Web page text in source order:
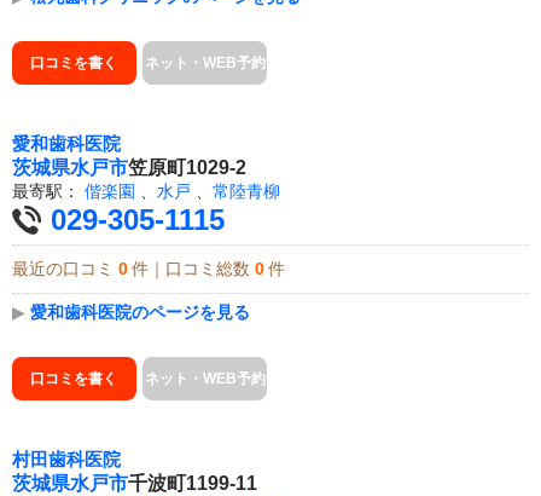
口コミを書く ネット・WEB予約
愛和歯科医院
茨城県水戸市笠原町1029-2
最寄駅： 偕楽園 水戸 常陸青柳
029-305-1115
最近の口コミ 0 件｜口コミ総数 0 件
▶ 愛和歯科医院のページを見る
口コミを書く ネット・WEB予約
村田歯科医院
茨城県水戸市千波町1199-11